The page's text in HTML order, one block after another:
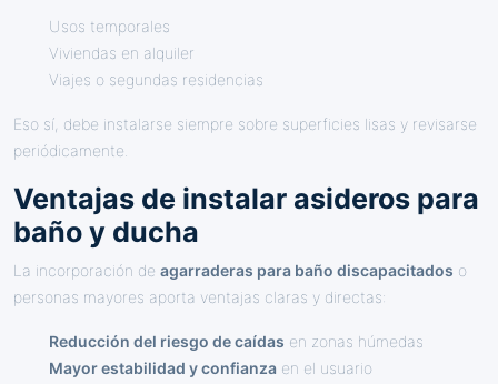
Usos temporales
Viviendas en alquiler
Viajes o segundas residencias
Eso sí, debe instalarse siempre sobre superficies lisas y revisarse
periódicamente.
Ventajas de instalar asideros para
baño y ducha
La incorporación de agarraderas para baño discapacitados o
personas mayores aporta ventajas claras y directas:
Reducción del riesgo de caídas en zonas húmedas
Mayor estabilidad y confianza en el usuario